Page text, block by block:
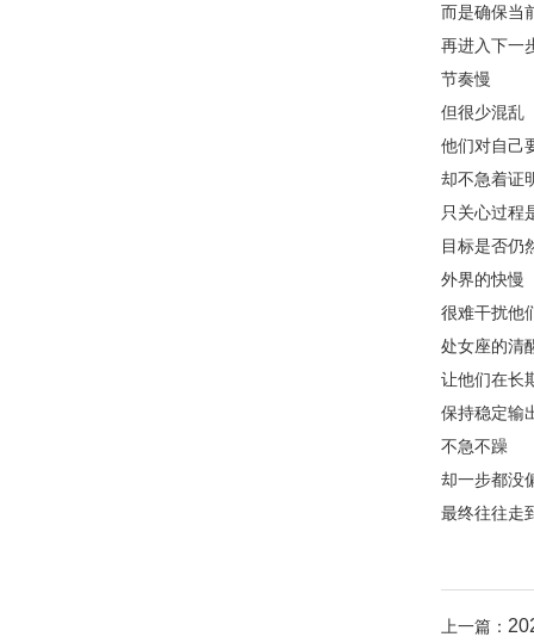
而是确保当
再进入下一
节奏慢
但很少混乱
他们对自己
却不急着证
只关心过程
目标是否仍
外界的快慢
很难干扰他
处女座的清
让他们在长
保持稳定输
不急不躁
却一步都没
最终往往走
上一篇：